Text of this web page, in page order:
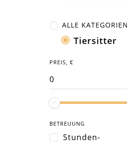
ALLE KATEGORIEN
Tiersitter
PREIS, €
BETREUUNG
Stunden-